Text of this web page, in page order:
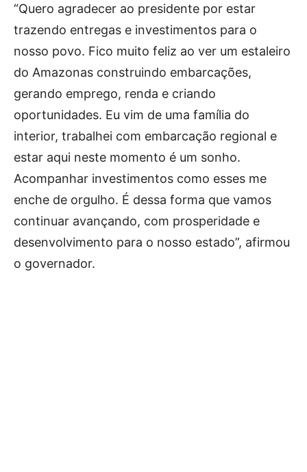
“Quero agradecer ao presidente por estar
trazendo entregas e investimentos para o
nosso povo. Fico muito feliz ao ver um estaleiro
do Amazonas construindo embarcações,
gerando emprego, renda e criando
oportunidades. Eu vim de uma família do
interior, trabalhei com embarcação regional e
estar aqui neste momento é um sonho.
Acompanhar investimentos como esses me
enche de orgulho. É dessa forma que vamos
continuar avançando, com prosperidade e
desenvolvimento para o nosso estado”, afirmou
o governador.